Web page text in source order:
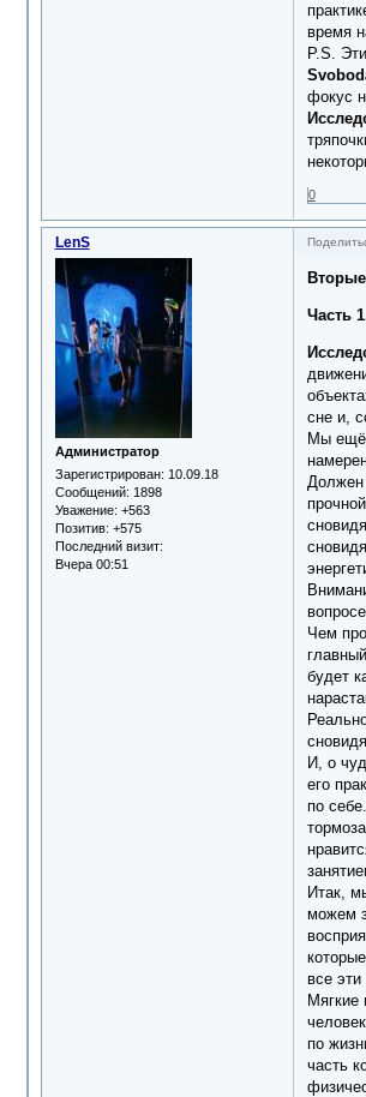
время
P.S.
фокус
0
LenS
Администратор
Зарегистрирован: 10.09.18
Сообщений: 1898
Уважение: +563
Позитив: +575
Последний визит:
Вчера 00:51
Часть
сне и,
Мы ещё
Должен
Чем
будет
И, о
его
по
Итак,
можем
все
Мягкие
по
часть